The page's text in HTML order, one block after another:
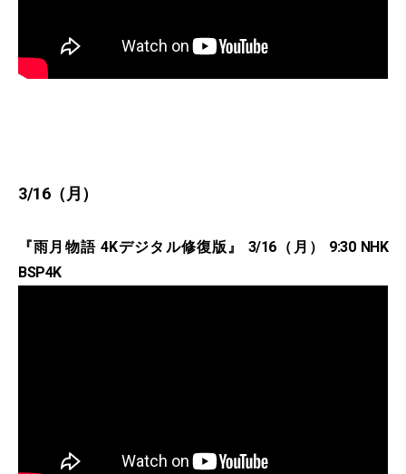
3/16（月）
『雨月物語 4Kデジタル修復版』 3/16（月） 9:30 NHK
BSP4K